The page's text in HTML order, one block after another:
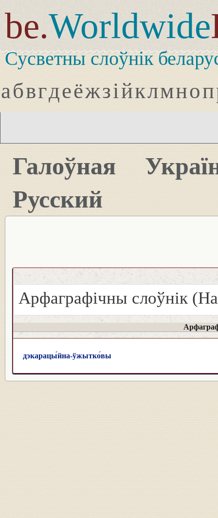
be.Worldwide
Сусветны слоўнік
абвгдеёжзійклмноп
Галоўная
Русский
Арфаграфічны слоўнік
дэкарацы́йна-ўжытко́вы